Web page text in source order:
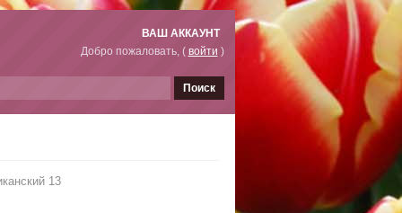
ВАШ АККАУНТ
Добро пожаловать, ( войти )
Поиск
13